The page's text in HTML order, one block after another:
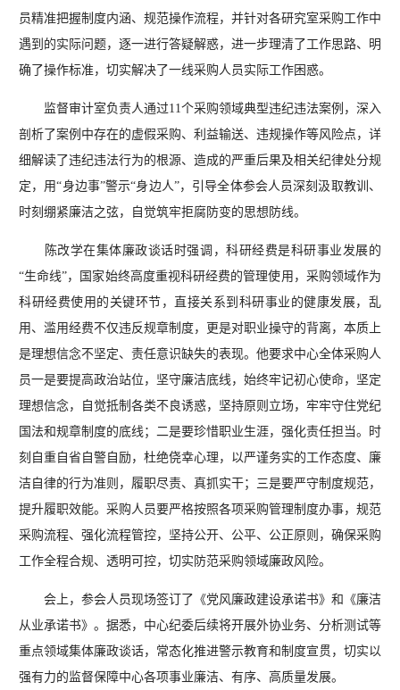
员精准把握制度内涵、规范操作流程，并针对各研究室采购工作中
遇到的实际问题，逐一进行答疑解惑，进一步理清了工作思路、明
确了操作标准，切实解决了一线采购人员实际工作困惑。
监督审计室负责人通过11个采购领域典型违纪违法案例，深入
剖析了案例中存在的虚假采购、利益输送、违规操作等风险点，详
细解读了违纪违法行为的根源、造成的严重后果及相关纪律处分规
定，用“身边事”警示“身边人”，引导全体参会人员深刻汲取教训、
时刻绷紧廉洁之弦，自觉筑牢拒腐防变的思想防线。
陈改学在集体廉政谈话时强调，科研经费是科研事业发展的
“生命线”，国家始终高度重视科研经费的管理使用，采购领域作为
科研经费使用的关键环节，直接关系到科研事业的健康发展，乱
用、滥用经费不仅违反规章制度，更是对职业操守的背离，本质上
是理想信念不坚定、责任意识缺失的表现。他要求中心全体采购人
员一是要提高政治站位，坚守廉洁底线，始终牢记初心使命，坚定
理想信念，自觉抵制各类不良诱惑，坚持原则立场，牢牢守住党纪
国法和规章制度的底线；二是要珍惜职业生涯，强化责任担当。时
刻自重自省自警自励，杜绝侥幸心理，以严谨务实的工作态度、廉
洁自律的行为准则，履职尽责、真抓实干；三是要严守制度规范，
提升履职效能。采购人员要严格按照各项采购管理制度办事，规范
采购流程、强化流程管控，坚持公开、公平、公正原则，确保采购
工作全程合规、透明可控，切实防范采购领域廉政风险。
会上，参会人员现场签订了《党风廉政建设承诺书》和《廉洁
从业承诺书》。据悉，中心纪委后续将开展外协业务、分析测试等
重点领域集体廉政谈话，常态化推进警示教育和制度宣贯，切实以
强有力的监督保障中心各项事业廉洁、有序、高质量发展。